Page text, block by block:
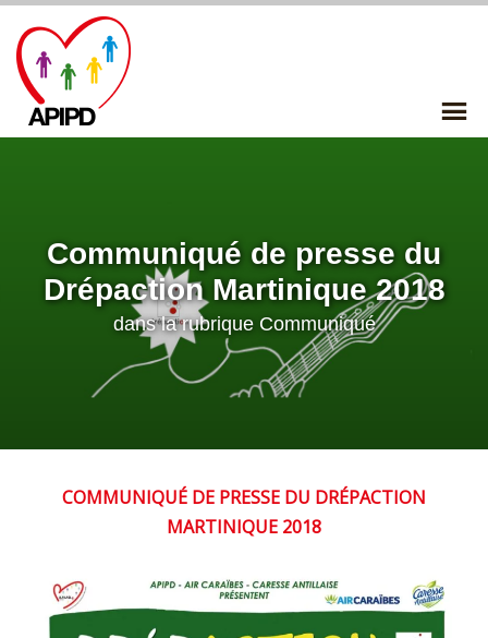
content
Communiqué de presse du
Drépaction Martinique 2018
dans la rubrique Communiqué
COMMUNIQUÉ DE PRESSE DU DRÉPACTION
MARTINIQUE 2018